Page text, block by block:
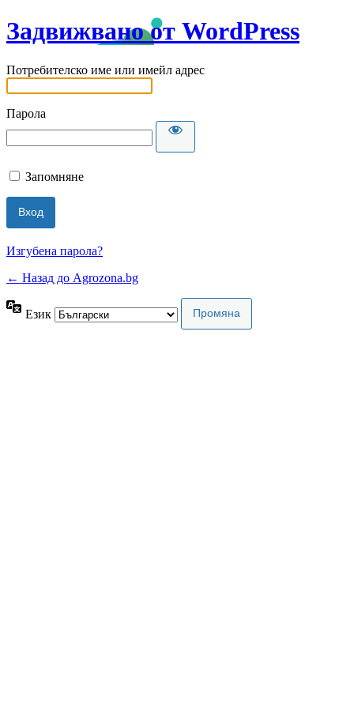
Задвижвано от WordPress
Потребителско име или имейл адрес
Парола
Запомняне
Изгубена парола?
← Назад до Agrozona.bg
Език